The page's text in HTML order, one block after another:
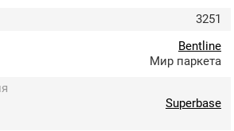
3251
Bentline
Мир паркета
Superbase